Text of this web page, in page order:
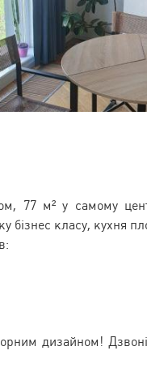
77 м² у самому
бізнес класу, кухня
дизайном!